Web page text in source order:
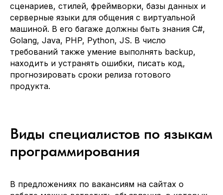
сценариев, стилей, фреймворки, базы данных и
серверные языки для общения с виртуальной
машиной. В его багаже должны быть знания C#,
Golang, Java, PHP, Python, JS. В число
требований также умение выполнять backup,
находить и устранять ошибки, писать код,
прогнозировать сроки релиза готового
продукта.
Виды специалистов по языкам
программирования
В предложениях по вакансиям на сайтах о